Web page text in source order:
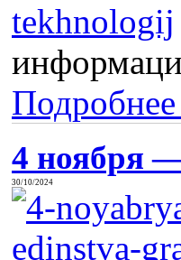
4 ноября
30/10/2024